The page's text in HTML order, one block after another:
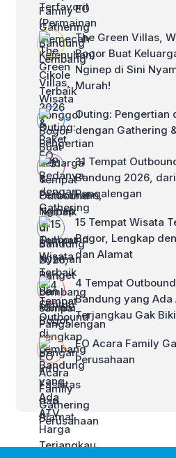
EO
The Green Villas,
Bogor Buat
Nginep di Sini
Murah!
Outing: Pengertian
dengan Gathering
31 Tempat
Bandung 2026,
Pangalengan
15 Tempat Wisata
Bogor, Lengkap
dan Alamat
4 Tempat
Bandung yang Ada
Terjangkau Gak
EO Acara Family
Perusahaan